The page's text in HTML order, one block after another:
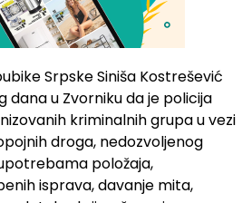
Srpske Siniša Kostrešević
u Zvorniku da je policija
kriminalnih grupa u vezi
droga, nedozvoljenog
položaja,
isprava, davanje mita,